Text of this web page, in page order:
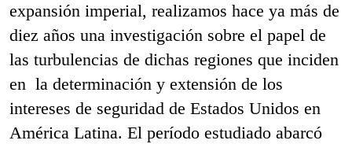
expansión imperial, realizamos hace ya más de
diez años una investigación sobre el papel de
las turbulencias de dichas regiones que inciden
en la determinación y extensión de los
intereses de seguridad de Estados Unidos en
América Latina. El período estudiado abarcó